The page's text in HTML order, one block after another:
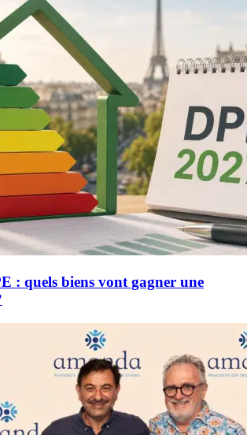
: quels biens vont gagner une